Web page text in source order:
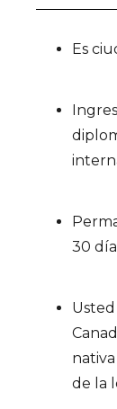
Es
30
de la